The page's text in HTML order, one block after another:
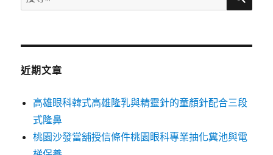
尋
鍵
近期文章
高雄眼科韓式高雄隆乳與精靈針的童顏針配合三段
式隆鼻
桃園沙發當舖授信條件桃園眼科專業抽化糞池與電